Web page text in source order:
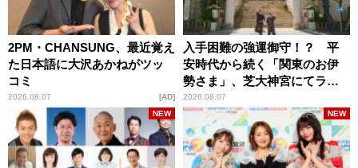
2PM・CHANSUNG、最近覚え
た日本語に大沢あかねがツッ
コミ
2026.08.07 AD
入手困難の強運御守！？ 平
安時代から続く「関東のお伊
勢さま」、芝大神宮にてラン
パンプスが合格祈願！
2026.08.07
NEW NEW